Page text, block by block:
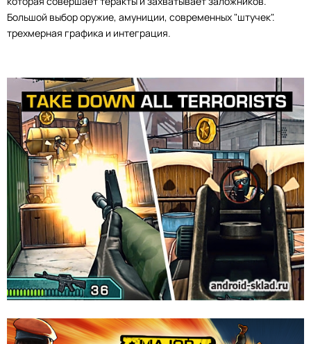
Большой выбор оружие, амуниции, современных "штучек".
трехмерная графика и интеграция.